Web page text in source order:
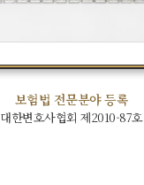
보험법 전문분야 등록
대한변호사협회 제2010-87호